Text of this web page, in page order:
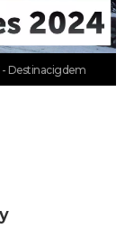
- Destinacigdem